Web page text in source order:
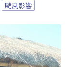
颱風影響